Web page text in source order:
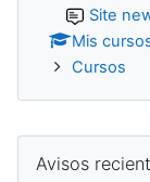
Site
Mis
Cursos
Avisos